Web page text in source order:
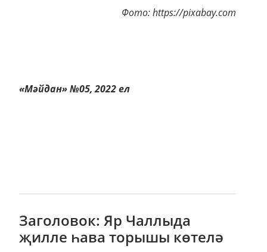
Фото: https://pixabay.com
«Мәйдан» №05, 2022 ел
Заголовок: Яр Чаллыда
җилле һава торышы көтелә